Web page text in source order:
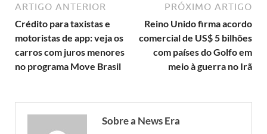
ARTIGO ANTERIOR
Crédito para taxistas e
motoristas de app: veja os
carros com juros menores
no programa Move Brasil
PRÓXIMO ARTIGO
Reino Unido firma acordo
comercial de US$ 5 bilhões
com países do Golfo em
meio à guerra no Irã
Sobre a News Era